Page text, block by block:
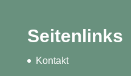
Seitenlinks
Kontakt